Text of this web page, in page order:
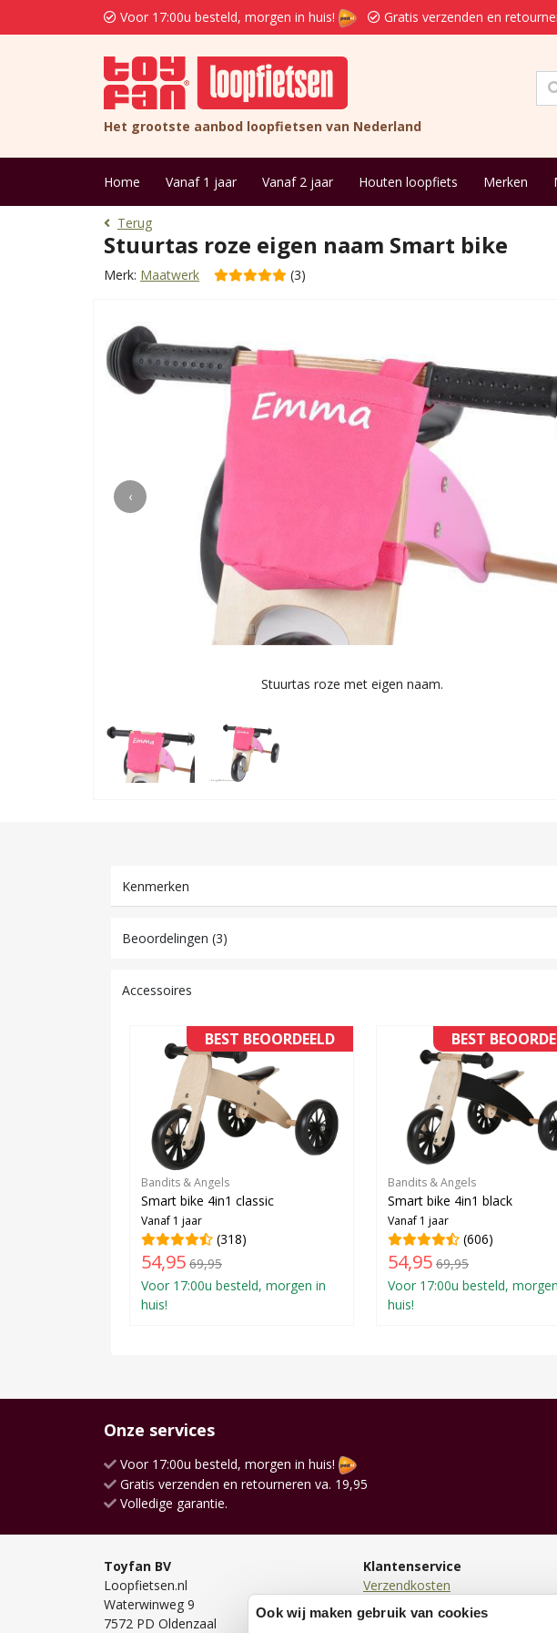
Voor 17:00u besteld, morgen in huis! Gratis verzenden en
Het grootste aanbod loopfietsen van Nederland
Home Vanaf 1 jaar Vanaf 2 jaar Houten loopfiets Merken
Terug
Stuurtas roze eigen naam Smart bike
Merk: Maatwerk (3)
‹
Stuurtas roze met eigen naam.
Kenmerken
Beoordelingen (3)
Accessoires
BEST BEOORDEELD
Bandits & Angels
Smart bike 4in1 classic
Vanaf 1 jaar
(318)
54,95 69,95
Voor 17:00u besteld, morgen in
huis!
BEST
Bandits & Angels
Smart bike 4in1 black
Vanaf 1 jaar
(606)
54,95 69,95
Voor 17:00u besteld,
huis!
Onze services
Voor 17:00u besteld, morgen in huis!
Gratis verzenden en retourneren va. 19,95
Volledige garantie.
Toyfan BV
Loopfietsen.nl
Waterwinweg 9
7572 PD Oldenzaal
Klantenservice
Verzendkosten
Bezorgen
Bestellen
Ook wij maken gebruik van cookies